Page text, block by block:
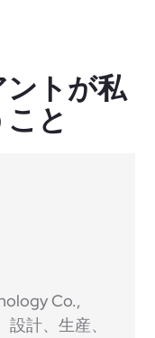
トが私
と
Co.,
計、生産、